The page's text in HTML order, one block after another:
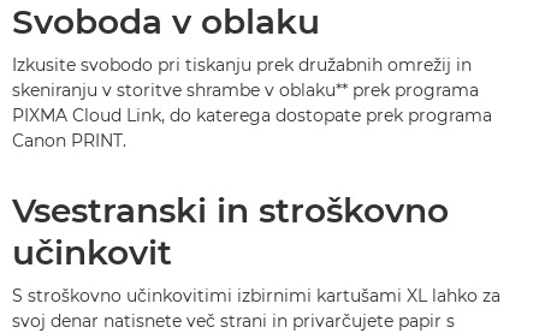
Svoboda v oblaku
Izkusite svobodo pri tiskanju prek družabnih omrežij in
skeniranju v storitve shrambe v oblaku** prek programa
PIXMA Cloud Link, do katerega dostopate prek programa
Canon PRINT.
Vsestranski in stroškovno
učinkovit
S stroškovno učinkovitimi izbirnimi kartušami XL lahko za
svoj denar natisnete več strani in privarčujete papir s